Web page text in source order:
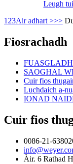
Leugh
123Air adhart >>>
Fiosrachadh
FUASGLADH
SAOGHAL
Cuir fios
Luchdaich a-
IONAD
Cuir fios
0086-21-
Àir. 6 Rathad